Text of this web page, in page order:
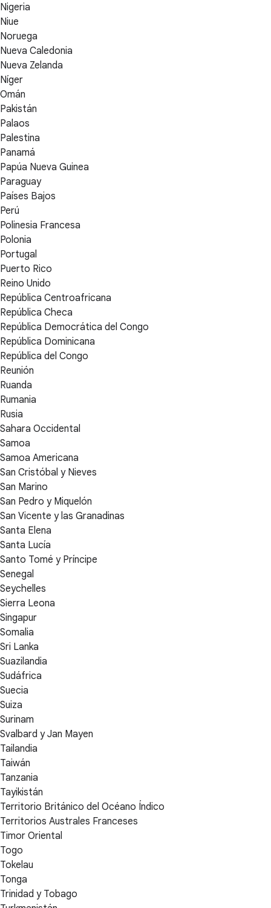
Nigeria
Niue
Noruega
Nueva Caledonia
Nueva Zelanda
Níger
Omán
Pakistán
Palaos
Palestina
Panamá
Papúa Nueva Guinea
Paraguay
Países Bajos
Perú
Polinesia Francesa
Polonia
Portugal
Puerto Rico
Reino Unido
República Centroafricana
República Checa
República Democrática del Congo
República Dominicana
República del Congo
Reunión
Ruanda
Rumania
Rusia
Sahara Occidental
Samoa
Samoa Americana
San Cristóbal y Nieves
San Marino
San Pedro y Miquelón
San Vicente y las Granadinas
Santa Elena
Santa Lucía
Santo Tomé y Príncipe
Senegal
Seychelles
Sierra Leona
Singapur
Somalia
Sri Lanka
Suazilandia
Sudáfrica
Suecia
Suiza
Surinam
Svalbard y Jan Mayen
Tailandia
Taiwán
Tanzania
Tayikistán
Territorio Británico del Océano Índico
Territorios Australes Franceses
Timor Oriental
Togo
Tokelau
Tonga
Trinidad y Tobago